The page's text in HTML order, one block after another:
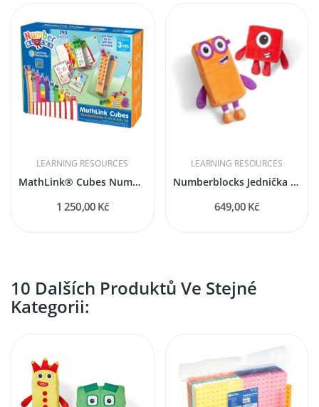
LEARNING RESOURCES
MathLink® Cubes Numberblocks 11-20 Activity Set
1 250,00 Kč
LEARNING RESOURCES
Numberblocks Jednička a Dvojka hraví kamarádi
649,00 Kč
10 Dalších Produktů Ve Stejné
Kategorii: